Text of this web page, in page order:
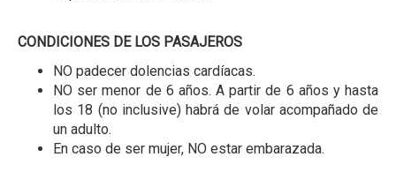
CONDICIONES DE LOS PASAJEROS
NO padecer dolencias cardíacas.
NO ser menor de 6 años. A partir de 6 años y hasta
los 18 (no inclusive) habrá de volar acompañado de
un adulto.
En caso de ser mujer, NO estar embarazada.